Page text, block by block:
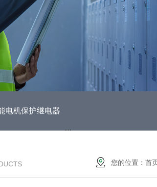
电机保护继电器 EOCR3DE-
您的位置：首